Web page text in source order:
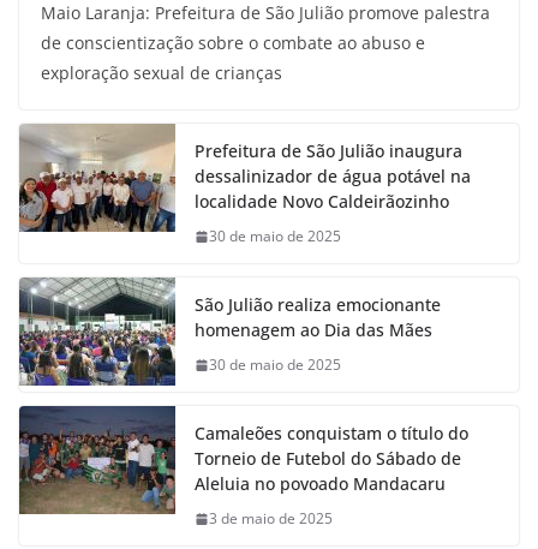
Maio Laranja: Prefeitura de São Julião promove palestra
de conscientização sobre o combate ao abuso e
exploração sexual de crianças
Prefeitura de São Julião inaugura
dessalinizador de água potável na
localidade Novo Caldeirãozinho
30 de maio de 2025
São Julião realiza emocionante
homenagem ao Dia das Mães
30 de maio de 2025
Camaleões conquistam o título do
Torneio de Futebol do Sábado de
Aleluia no povoado Mandacaru
3 de maio de 2025